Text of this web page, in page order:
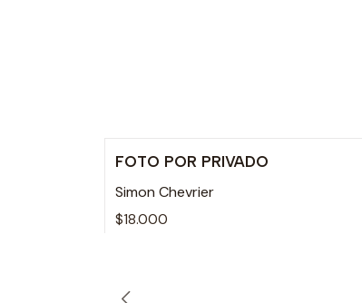
FOTO POR PRIVADO
Simon Chevrier
$18.000